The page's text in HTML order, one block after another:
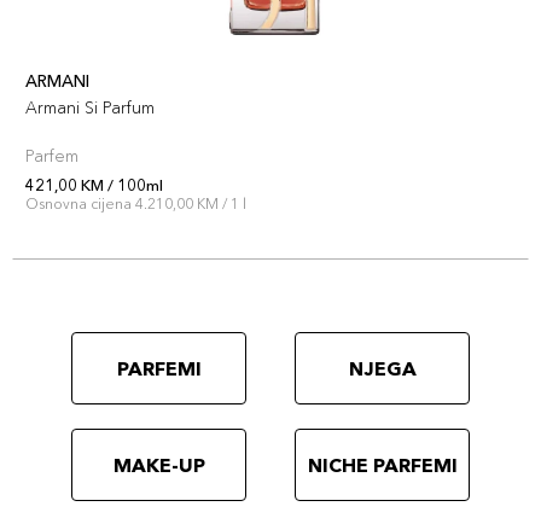
ARMANI
Armani Si Parfum
Parfem
421,00 KM / 100ml
Osnovna cijena 4.210,00 KM / 1 l
PARFEMI NJEGA
MAKE-UP NICHE PARFEMI